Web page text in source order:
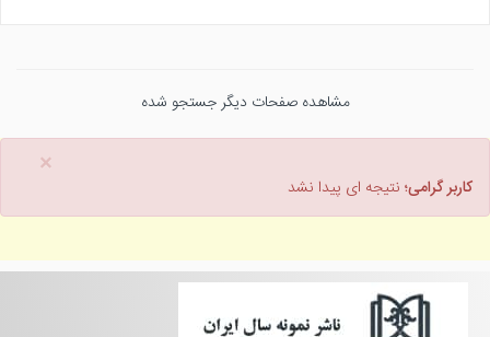
مشاهده صفحات دیگر جستجو شده
×
کاربر گرامی؛ نتیجه ای پیدا نشد